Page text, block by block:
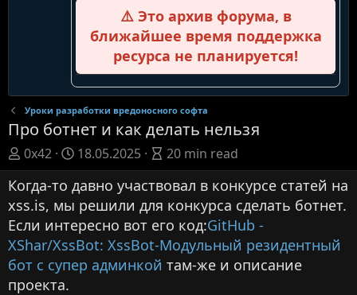
⚠️ Это архив форума, в
ближайшее время поддержка
ресурса не планируется!
Уроки разработки вредоносного софта
Про ботнет и как делать нельзя
А
в
т
о
р
0x42
Д
а
т
а
п
у
л
18.05.2025
A
r
t
i
c
l
r
20 min read
Когда-то давно участвовал в конкурсе статей на
xss.is, мы решили для конкурса сделать ботнет.
Если интересно вот его код:GitHub -
XShar/XssBot: XssBot-Модульный резидентный
бот с супер админкой там-же и описание
проекта.